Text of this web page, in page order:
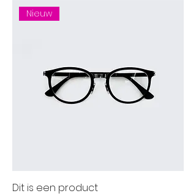
Nieuw
Dit is een product